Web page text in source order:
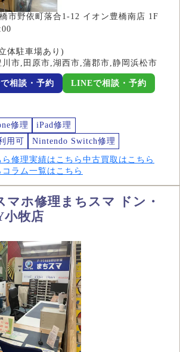
市野依町落合1-12 イオン豊橋南店 1F
体駐車場あり)
川市,田原市,湖西市,蒲郡市,静岡浜松市
相談・予約 LINEで相談・予約
修理
iPad修理
用可
Nintendo Switch修理
修理実績はこちら 中古買取はこちら
コラム一覧はこちら
マホ修理まちスマ ドン・
小牧店